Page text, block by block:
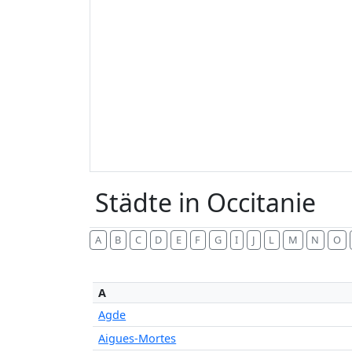
Städte in Occitanie
A B C D E F G I J L M N O
A
Agde
Aigues-Mortes